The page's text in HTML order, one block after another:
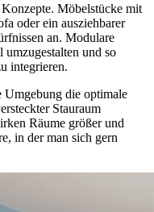
Möbelstücke mit
oder ein ausziehbarer
an. Modulare
umzugestalten und so
integrieren.
Umgebung die optimale
Stauraum
Räume größer und
in der man sich gern